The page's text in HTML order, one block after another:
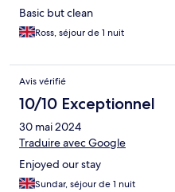
Basic but clean
Ross, séjour de 1 nuit
Avis vérifié
10/10 Exceptionnel
30 mai 2024
Traduire avec Google
Enjoyed our stay
Sundar, séjour de 1 nuit